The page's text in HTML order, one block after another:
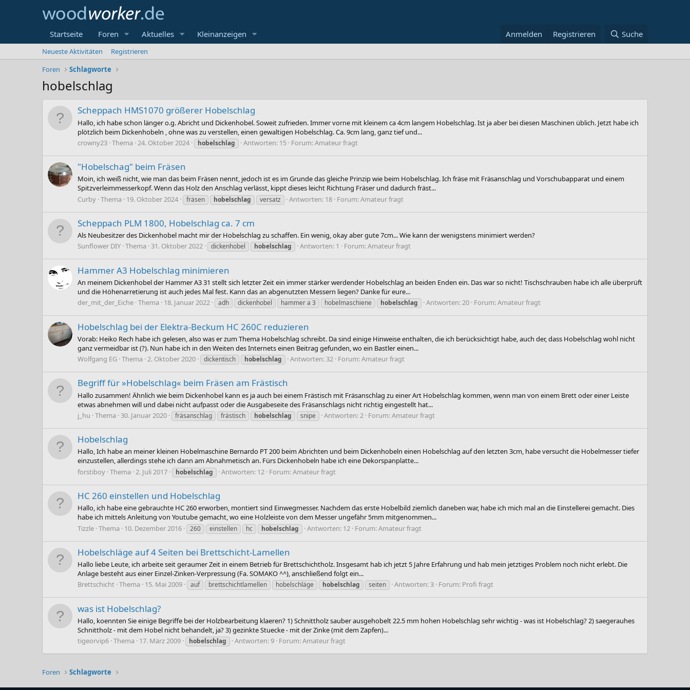
Startseite Foren Aktuelles Kleinanzeigen Anmelden Registrieren Suche
Neueste Aktivitäten
Registrieren
Foren
Schlagworte
hobelschlag
Scheppach HMS1070 größerer Hobelschlag
Hallo, ich habe schon länger o.g. Abricht und Dickenhobel. Soweit zufrieden. Immer vorne mit kleinem ca 4cm langem Hobelschlag. Ist ja aber bei diesen Maschinen üblich. Jetzt habe ich
plötzlich beim Dickenhobeln , ohne was zu verstellen, einen gewaltigen Hobelschlag. Ca. 9cm lang, ganz tief und...
crowny23 Thema 24. Oktober 2024 hobelschlag Antworten: 15 Forum:Amateur fragt
"Hobelschag" beim Fräsen
Moin, ich weiß nicht, wie man das beim Fräsen nennt, jedoch ist es im Grunde das gleiche Prinzip wie beim Hobelschlag. Ich fräse mit Fräsanschlag und Vorschubapparat und einem
Spitzverleimmesserkopf. Wenn das Holz den Anschlag verlässt, kippt dieses leicht Richtung Fräser und dadurch fräst...
Curby Thema 19. Oktober 2024 fräsen hobelschlag versatz Antworten: 18 Forum:Amateur fragt
Scheppach PLM 1800, Hobelschlag ca. 7 cm
Als Neubesitzer des Dickenhobel macht mir der Hobelschlag zu schaffen. Ein wenig, okay aber gute 7cm... Wie kann der wenigstens minimiert werden?
Sunflower DIY Thema 31. Oktober 2022 dickenhobel hobelschlag Antworten: 1 Forum:Amateur fragt
Hammer A3 Hobelschlag minimieren
An meinem Dickenhobel der Hammer A3 31 stellt sich letzter Zeit ein immer stärker werdender Hobelschlag an beiden Enden ein. Das war so nicht! Tischschrauben habe ich alle überprüft
und die Höhenarretierung ist auch jedes Mal fest. Kann das an abgenutzten Messern liegen? Danke für eure...
der_mit_der_Eiche Thema 18. Januar 2022 adh dickenhobel hammer a 3 hobelmaschiene hobelschlag Antworten: 20 Forum:Amateur fragt
Hobelschlag bei der Elektra-Beckum HC 260C reduzieren
Vorab: Heiko Rech habe ich gelesen, also was er zum Thema Hobelschlag schreibt. Da sind einige Hinweise enthalten, die ich berücksichtigt habe, auch der, dass Hobelschlag wohl nicht
ganz vermeidbar ist (?). Nun habe ich in den Weiten des Internets einen Beitrag gefunden, wo ein Bastler einen...
Wolfgang EG Thema 2. Oktober 2020 dickentisch hobelschlag Antworten: 32 Forum:Amateur fragt
Begriff für »Hobelschlag« beim Fräsen am Frästisch
Hallo zusammen! Ähnlich wie beim Dickenhobel kann es ja auch bei einem Frästisch mit Fräsanschlag zu einer Art Hobelschlag kommen, wenn man von einem Brett oder einer Leiste
etwas abnehmen will und dabei nicht aufpasst oder die Ausgabeseite des Fräsanschlags nicht richtig eingestellt hat...
j_hu Thema 30. Januar 2020 fräsanschlag frästisch hobelschlag snipe Antworten: 2 Forum:Amateur fragt
Hobelschlag
Hallo, Ich habe an meiner kleinen Hobelmaschine Bernardo PT 200 beim Abrichten und beim Dickenhobeln einen Hobelschlag auf den letzten 3cm, habe versucht die Hobelmesser tiefer
einzustellen, allerdings stehe ich dann am Abnahmetisch an. Fürs Dickenhobeln habe ich eine Dekorspanplatte...
forstiboy Thema 2. Juli 2017 hobelschlag Antworten: 12 Forum:Amateur fragt
HC 260 einstellen und Hobelschlag
Hallo, ich habe eine gebrauchte HC 260 erworben, montiert sind Einwegmesser. Nachdem das erste Hobelbild ziemlich daneben war, habe ich mich mal an die Einstellerei gemacht. Dies
habe ich mittels Anleitung von Youtube gemacht, wo eine Holzleiste von dem Messer ungefähr 5mm mitgenommen...
Tizzle Thema 10. Dezember 2016 260 einstellen hc hobelschlag Antworten: 12 Forum:Amateur fragt
Hobelschläge auf 4 Seiten bei Brettschicht-Lamellen
Hallo liebe Leute, ich arbeite seit geraumer Zeit in einem Betrieb für Brettschichtholz. Insgesamt hab ich jetzt 5 Jahre Erfahrung und hab mein jetztiges Problem noch nicht erlebt. Die
Anlage besteht aus einer Einzel-Zinken-Verpressung (Fa. SOMAKO ^^), anschließend folgt ein...
Brettschicht Thema 15. Mai 2009 auf brettschichtlamellen hobelschläge hobelschlag seiten Antworten: 3 Forum: Profi fragt
was ist Hobelschlag?
Hallo, koennten Sie einige Begriffe bei der Holzbearbeitung klaeren? 1) Schnittholz sauber ausgehobelt 22.5 mm hohen Hobelschlag sehr wichtig - was ist Hobelschlag? 2) saegerauhes
Schnittholz - mit dem Hobel nicht behandelt, ja? 3) gezinkte Stuecke - mit der Zinke (mit dem Zapfen)...
tigeorvip6 Thema 17. März 2009 hobelschlag Antworten: 9 Forum:Amateur fragt
Foren Schlagworte